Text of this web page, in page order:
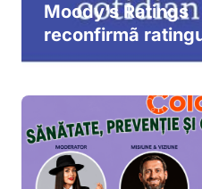
Moody’s Ratings
reconfirmã
al României la